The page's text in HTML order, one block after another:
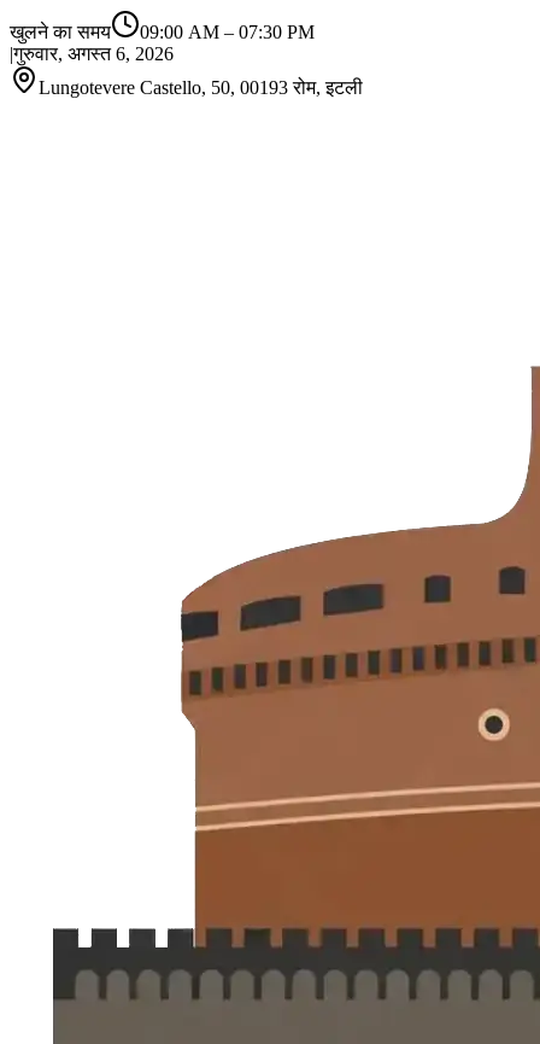
खुलने का समय 09:00 AM – 07:30 PM
|गुरुवार, अगस्त 6, 2026
Lungotevere Castello, 50, 00193 रोम, इटली